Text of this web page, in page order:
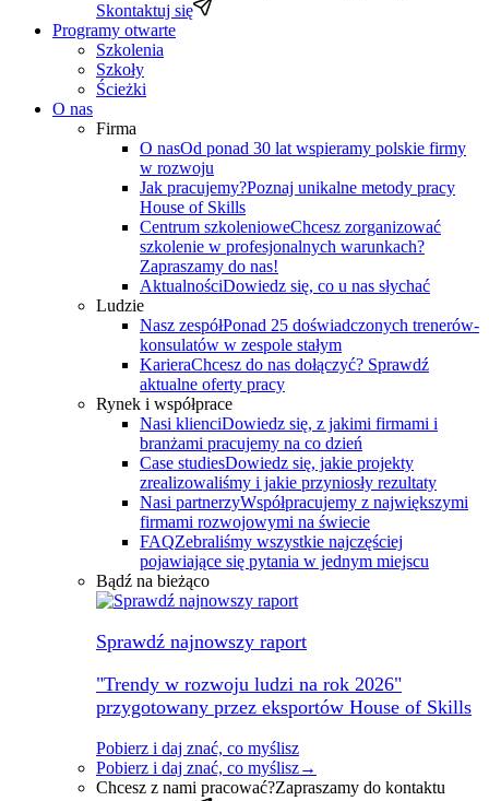
Skontaktuj się
Programy otwarte
Szkolenia
Szkoły
Ścieżki
O nas
Firma
O nasOd ponad 30 lat wspieramy polskie firmy
w rozwoju
Jak pracujemy?Poznaj unikalne metody pracy
House of Skills
Centrum szkolenioweChcesz zorganizować
szkolenie w profesjonalnych warunkach?
Zapraszamy do nas!
AktualnościDowiedz się, co u nas słychać
Ludzie
Nasz zespółPonad 25 doświadczonych trenerów-
konsulatów w zespole stałym
KarieraChcesz do nas dołączyć? Sprawdź
aktualne oferty pracy
Rynek i współprace
Nasi klienciDowiedz się, z jakimi firmami i
branżami pracujemy na co dzień
Case studiesDowiedz się, jakie projekty
zrealizowaliśmy i jakie przyniosły rezultaty
Nasi partnerzyWspółpracujemy z największymi
firmami rozwojowymi na świecie
FAQZebraliśmy wszystkie najczęściej
pojawiające się pytania w jednym miejscu
Bądź na bieżąco
Sprawdź najnowszy raport
"Trendy w rozwoju ludzi na rok 2026"
przygotowany przez eksportów House of Skills
Pobierz i daj znać, co myślisz
Pobierz i daj znać, co myślisz→
Chcesz z nami pracować?Zapraszamy do kontaktu